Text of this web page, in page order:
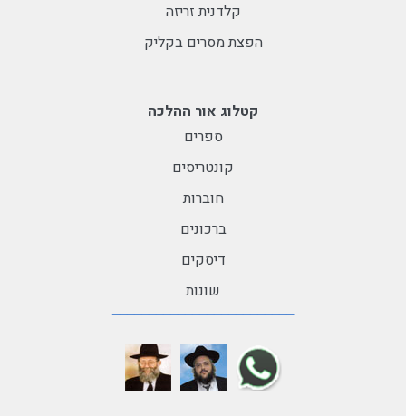
קלדנית זריזה
הפצת מסרים בקליק
קטלוג אור ההלכה
ספרים
קונטריסים
חוברות
ברכונים
דיסקים
שונות